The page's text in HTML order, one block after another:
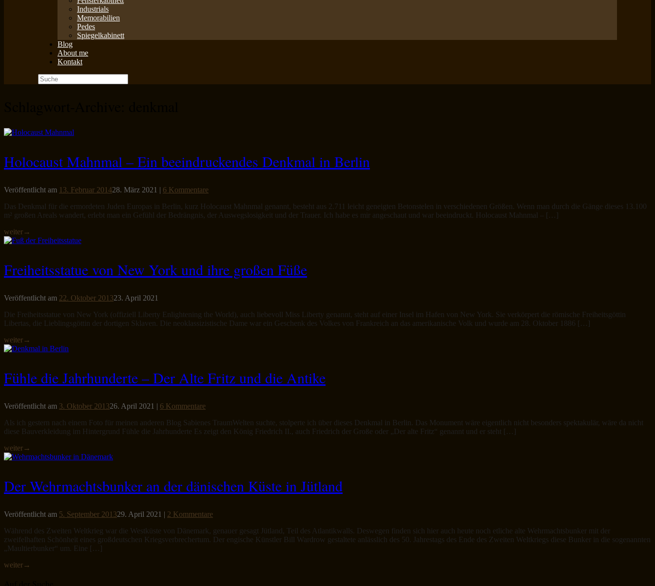
Industrials
Memorabilien
Pedes
Spiegelkabinett
Blog
About me
Kontakt
Suche
nach:
Holocaust Mahnmal – Ein beeindruckendes Denkmal in Berlin
Veröffentlicht am 13. Februar 201428. März 2021 | 6 Kommentare
Das Denkmal für die ermordeten Juden Europas in Berlin, kurz Holocaust Mahnmal genannt, besteht aus 2.711 leicht geneigten Betonstelen in verschiedenen Größen. Wenn man durch die Gänge dieses 13.100
m² großen Areals wandert, erlebt man ein Gefühl der Bedrängnis, der Auswegslosigkeit und der Trauer. Ich habe es mir angeschaut und war beeindruckt. Holocaust Mahnmal – […]
weiter→
Freiheitsstatue von New York und ihre großen Füße
Veröffentlicht am 22. Oktober 201323. April 2021
Die Freiheitsstatue von New York (offiziell Liberty Enlightening the World), auch liebevoll Miss Liberty genannt, steht auf einer Insel im Hafen von New York. Sie verkörpert die römische Freiheitsgöttin
Libertas, die Lieblingsgöttin der dortigen Sklaven. Die neoklassizistische Dame war ein Geschenk des Volkes von Frankreich an das amerikanische Volk und wurde am 28. Oktober 1886 […]
weiter→
Fühle die Jahrhunderte – Der Alte Fritz und die Antike
Veröffentlicht am 3. Oktober 201326. April 2021 | 6 Kommentare
Als ich gestern nach einem Foto für meinen anderen Blog Sabienes TraumWelten suchte, stolperte ich über dieses Denkmal in Berlin. Das Monument wäre eigentlich nicht besonders spektakulär, wäre da nicht
diese Bauverkleidung im Hintergrund Fühle die Jahrhunderte Es zeigt den König Friedrich II., auch Friedrich der Große oder „Der alte Fritz“ genannt und er steht […]
weiter→
Der Wehrmachtsbunker an der dänischen Küste in Jütland
Veröffentlicht am 5. September 201329. April 2021 | 2 Kommentare
Während des Zweiten Weltkrieg war die Westküste von Dänemark, genauer gesagt Jütland, Teil des Atlantikwalls. Deswegen finden sich hier auch heute noch etliche alte Wehrmachtsbunker mit der
zweifelhaften Schönheit eines großdeutschen Kriegsverbrechertum. Der engische Künstler Bill Wardrow gestaltete anlässlich des 50. Jahrestags des Ende des Zweiten Weltkriegs diese Bunker in die sogenannten
„Maultierbunker“ um. Eine […]
weiter→